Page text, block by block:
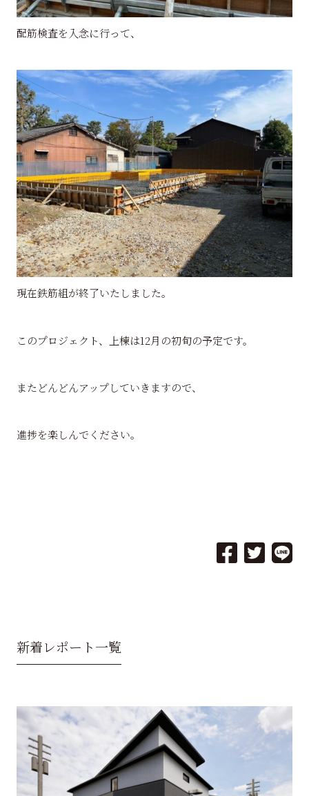
配筋検査を入念に行って、
現在鉄筋組が終了いたしました。
このプロジェクト、上棟は12月の初旬の予定です。
またどんどんアップしていきますので、
進捗を楽しんでください。
新着レポート一覧